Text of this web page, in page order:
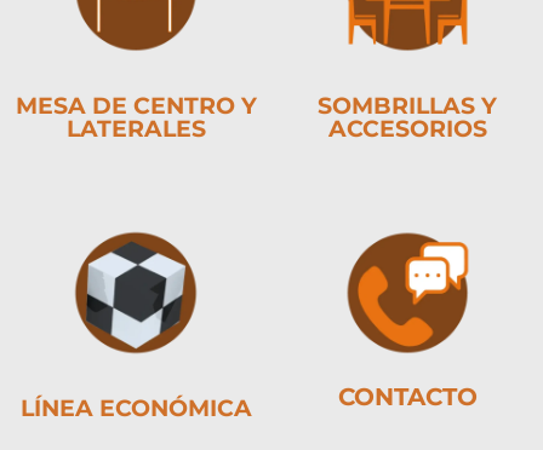
MESA DE CENTRO Y
LATERALES
SOMBRILLAS Y
ACCESORIOS
LÍNEA ECONÓMICA CONTACTO